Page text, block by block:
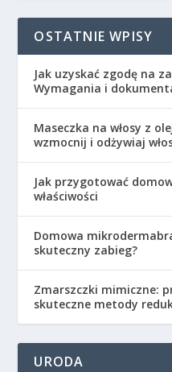
OSTATNIE WPISY
Jak uzyskać zgodę na
Wymagania i
Maseczka na włosy z
wzmocnij i odżywiaj
Jak przygotować
właściwości
Domowa
skuteczny zabieg?
Zmarszczki mimiczne:
skuteczne metody
URODA